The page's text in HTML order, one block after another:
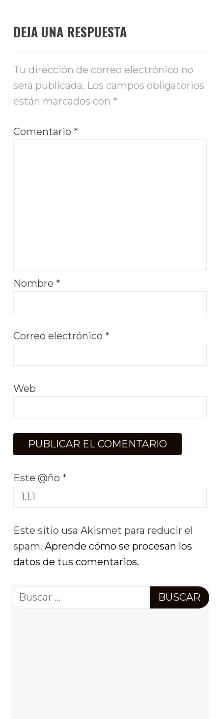
DEJA UNA RESPUESTA
Tu dirección de correo electrónico no
será publicada. Los campos obligatorios
están marcados con *
Comentario *
Nombre *
Correo electrónico *
Web
Este @ño *
Este sitio usa Akismet para reducir el
spam. Aprende cómo se procesan los
datos de tus comentarios.
Buscar: